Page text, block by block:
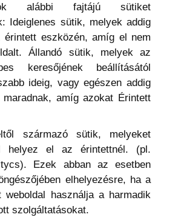
alábbi fajtájú sütiket
Ideiglenes sütik, melyek addig
érintett eszközén, amíg el nem
Állandó sütik, melyek az
keresőjének beállításától
ideig, vagy egészen addig
amíg azokat Érintett
származó sütik, melyeket
helyez el az érintettnél. (pl.
Ezek abban az esetben
elhelyezésre, ha a
weboldal használja a harmadik
szolgáltatásokat.